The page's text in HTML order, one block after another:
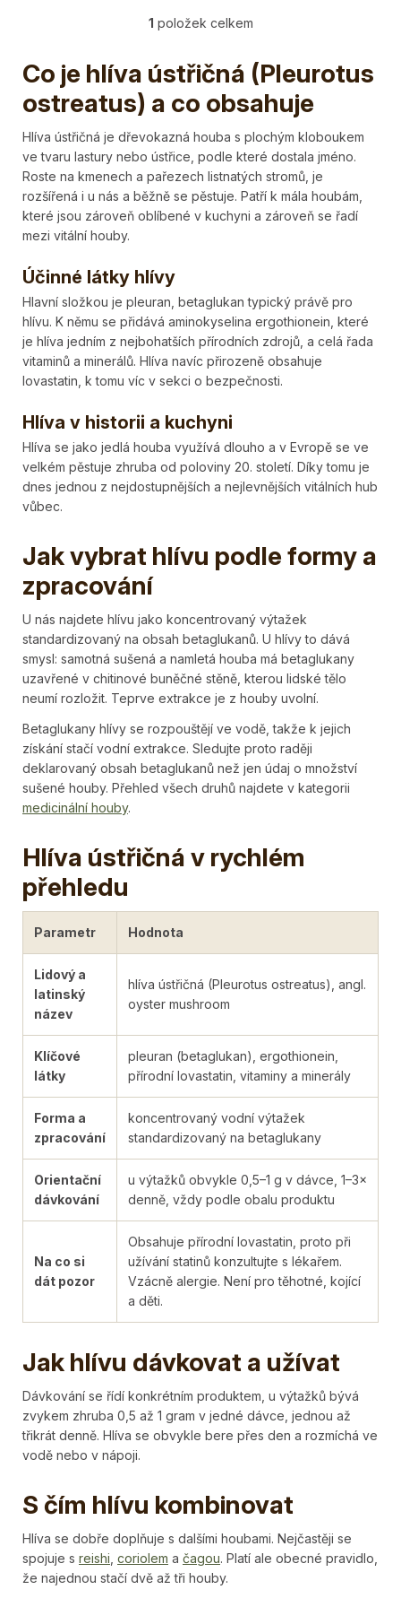
ů
O
l
d
a
c
í
p
r
ý
p
i
s
u
1 položek celkem
Co je hlíva ústřičná (Pleurotus
ostreatus) a co obsahuje
Hlíva ústřičná je dřevokazná houba s plochým kloboukem
ve tvaru lastury nebo ústřice, podle které dostala jméno.
Roste na kmenech a pařezech listnatých stromů, je
rozšířená i u nás a běžně se pěstuje. Patří k mála houbám,
které jsou zároveň oblíbené v kuchyni a zároveň se řadí
mezi vitální houby.
Účinné látky hlívy
Hlavní složkou je pleuran, betaglukan typický právě pro
hlívu. K němu se přidává aminokyselina ergothionein, které
je hlíva jedním z nejbohatších přírodních zdrojů, a celá řada
vitaminů a minerálů. Hlíva navíc přirozeně obsahuje
lovastatin, k tomu víc v sekci o bezpečnosti.
Hlíva v historii a kuchyni
Hlíva se jako jedlá houba využívá dlouho a v Evropě se ve
velkém pěstuje zhruba od poloviny 20. století. Díky tomu je
dnes jednou z nejdostupnějších a nejlevnějších vitálních hub
vůbec.
Jak vybrat hlívu podle formy a
zpracování
U nás najdete hlívu jako koncentrovaný výtažek
standardizovaný na obsah betaglukanů. U hlívy to dává
smysl: samotná sušená a namletá houba má betaglukany
uzavřené v chitinové buněčné stěně, kterou lidské tělo
neumí rozložit. Teprve extrakce je z houby uvolní.
Betaglukany hlívy se rozpouštějí ve vodě, takže k jejich
získání stačí vodní extrakce. Sledujte proto raději
deklarovaný obsah betaglukanů než jen údaj o množství
sušené houby. Přehled všech druhů najdete v kategorii
medicinální houby.
Hlíva ústřičná v rychlém
přehledu
Parametr Hodnota
Lidový a
latinský
název
hlíva ústřičná (Pleurotus ostreatus), angl.
oyster mushroom
Klíčové
látky
pleuran (betaglukan), ergothionein,
přírodní lovastatin, vitaminy a minerály
Forma a
zpracování
koncentrovaný vodní výtažek
standardizovaný na betaglukany
Orientační
dávkování
u výtažků obvykle 0,5–1 g v dávce, 1–3×
denně, vždy podle obalu produktu
Na co si
dát pozor
Obsahuje přírodní lovastatin, proto při
užívání statinů konzultujte s lékařem.
Vzácně alergie. Není pro těhotné, kojící
a děti.
Jak hlívu dávkovat a užívat
Dávkování se řídí konkrétním produktem, u výtažků bývá
zvykem zhruba 0,5 až 1 gram v jedné dávce, jednou až
třikrát denně. Hlíva se obvykle bere přes den a rozmíchá ve
vodě nebo v nápoji.
S čím hlívu kombinovat
Hlíva se dobře doplňuje s dalšími houbami. Nejčastěji se
spojuje s reishi coriolem a čagou. Platí ale obecné pravidlo,
že najednou stačí dvě až tři houby.